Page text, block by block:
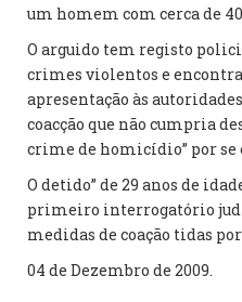
um homem com cerca de
O arguido tem registo
crimes violentos e
apresentação às
coacção que não cumpria
crime de homicídio” por se
O detido” de 29 anos de
primeiro interrogatório
medidas de coação tidas
04 de Dezembro de 2009.